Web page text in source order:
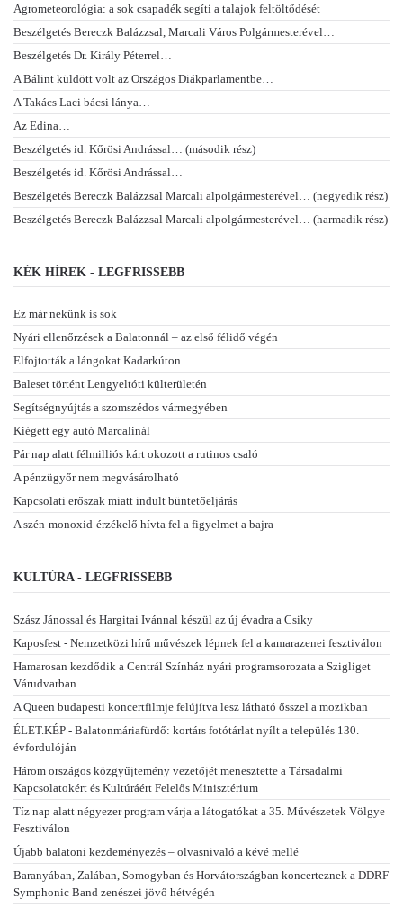
Agrometeorológia: a sok csapadék segíti a talajok feltöltődését
Beszélgetés Bereczk Balázzsal, Marcali Város Polgármesterével…
Beszélgetés Dr. Király Péterrel…
A Bálint küldött volt az Országos Diákparlamentbe…
A Takács Laci bácsi lánya…
Az Edina…
Beszélgetés id. Kőrösi Andrással… (második rész)
Beszélgetés id. Kőrösi Andrással…
Beszélgetés Bereczk Balázzsal Marcali alpolgármesterével… (negyedik rész)
Beszélgetés Bereczk Balázzsal Marcali alpolgármesterével… (harmadik rész)
KÉK HÍREK - LEGFRISSEBB
Ez már nekünk is sok
Nyári ellenőrzések a Balatonnál – az első félidő végén
Elfojtották a lángokat Kadarkúton
Baleset történt Lengyeltóti külterületén
Segítségnyújtás a szomszédos vármegyében
Kiégett egy autó Marcalinál
Pár nap alatt félmilliós kárt okozott a rutinos csaló
A pénzügyőr nem megvásárolható
Kapcsolati erőszak miatt indult büntetőeljárás
A szén-monoxid-érzékelő hívta fel a figyelmet a bajra
KULTÚRA - LEGFRISSEBB
Szász Jánossal és Hargitai Ivánnal készül az új évadra a Csiky
Kaposfest - Nemzetközi hírű művészek lépnek fel a kamarazenei fesztiválon
Hamarosan kezdődik a Centrál Színház nyári programsorozata a Szigliget
Várudvarban
A Queen budapesti koncertfilmje felújítva lesz látható ősszel a mozikban
ÉLET.KÉP - Balatonmáriafürdő: kortárs fotótárlat nyílt a település 130.
évfordulóján
Három országos közgyűjtemény vezetőjét menesztette a Társadalmi
Kapcsolatokért és Kultúráért Felelős Minisztérium
Tíz nap alatt négyezer program várja a látogatókat a 35. Művészetek Völgye
Fesztiválon
Újabb balatoni kezdeményezés – olvasnivaló a kévé mellé
Baranyában, Zalában, Somogyban és Horvátországban koncerteznek a DDRF
Symphonic Band zenészei jövő hétvégén